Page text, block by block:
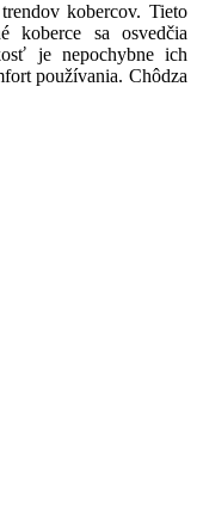
kobercov. Tieto
koberce sa osvedčia
je nepochybne ich
používania. Chôdza